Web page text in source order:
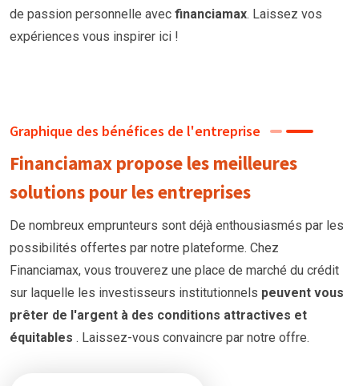
de passion personnelle avec financiamax. Laissez vos
expériences vous inspirer ici !
Graphique des bénéfices de l'entreprise
Financiamax propose les meilleures
solutions pour les entreprises
De nombreux emprunteurs sont déjà enthousiasmés par les
possibilités offertes par notre plateforme. Chez
Financiamax, vous trouverez une place de marché du crédit
sur laquelle les investisseurs institutionnels peuvent vous
prêter de l'argent à des conditions attractives et
équitables . Laissez-vous convaincre par notre offre.